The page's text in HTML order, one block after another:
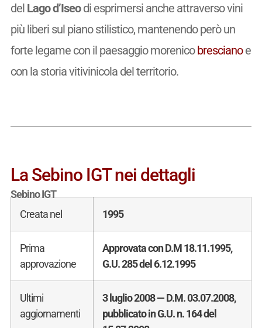
del Lago d’Iseodi esprimersi anche attraverso vini
più liberi sul piano stilistico, mantenendo però un
forte legame con il paesaggio morenicobrescianoe
con la storia vitivinicola del territorio.
La Sebino IGT nei dettagli
Sebino IGT
Creata nel
1995
Prima
approvazione
Approvata con D.M 18.11.1995,
G.U. 285 del 6.12.1995
Ultimi
aggiornamenti
3 luglio 2008 — D.M. 03.07.2008,
pubblicato in G.U. n. 164 del